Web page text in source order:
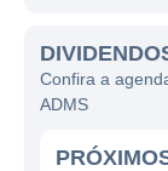
Confira a
ADMS